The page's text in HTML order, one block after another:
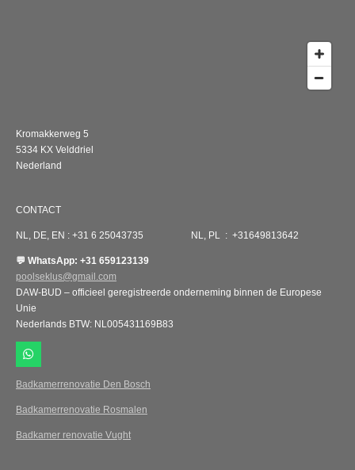
Kromakkerweg 5
5334 KX Velddriel
Nederland
CONTACT
NL, DE, EN : +31 6 25043735 NL, PL : +31649813642
💬 WhatsApp: +31 659123139
poolseklus@gmail.com
DAW-BUD – officieel geregistreerde onderneming binnen de Europese
Unie
Nederlands BTW: NL005431169B83
W
h
a
t
A
p
Badkamerrenovatie Den Bosch
Badkamerrenovatie Rosmalen
Badkamer renovatie Vught